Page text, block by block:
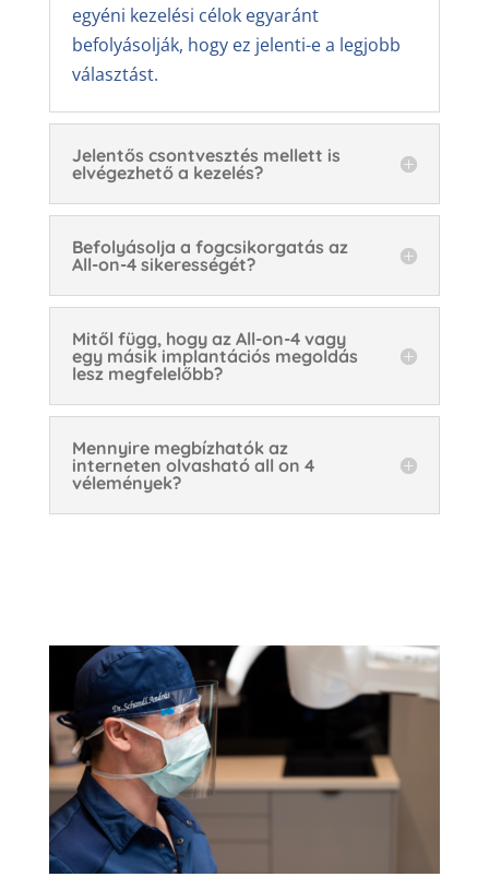
egyéni kezelési célok egyaránt
befolyásolják, hogy ez jelenti-e a legjobb
választást.
Jelentős csontvesztés mellett is
elvégezhető a kezelés?
Befolyásolja a fogcsikorgatás az
All-on-4 sikerességét?
Mitől függ, hogy az All-on-4 vagy
egy másik implantációs megoldás
lesz megfelelőbb?
Mennyire megbízhatók az
interneten olvasható all on 4
vélemények?